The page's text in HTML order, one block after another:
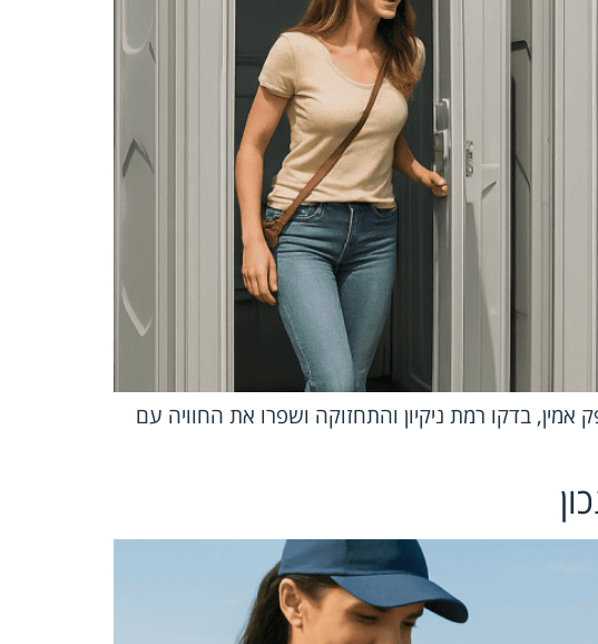
אמין, בדקו רמת ניקיון והתחזוקה ושפרו את החוויה עם